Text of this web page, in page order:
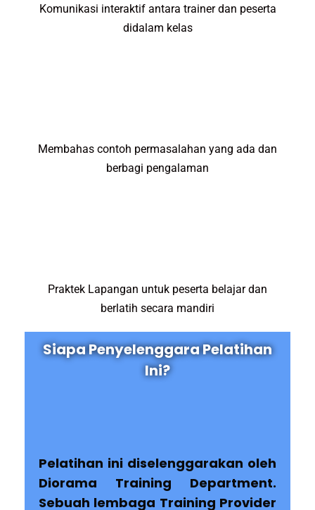
Komunikasi interaktif antara trainer dan peserta
didalam kelas
Membahas contoh permasalahan yang ada dan
berbagi pengalaman
Praktek Lapangan untuk peserta belajar dan
berlatih secara mandiri
Siapa Penyelenggara Pelatihan
Ini?
Pelatihan ini diselenggarakan oleh
Diorama Training Department.
Sebuah lembaga Training Provider